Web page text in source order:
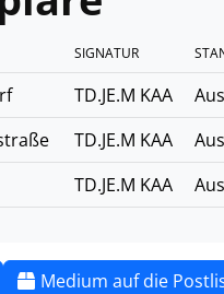
SIGNATUR
TD.JE.M KAA
TD.JE.M KAA
TD.JE.M KAA
Medium auf die